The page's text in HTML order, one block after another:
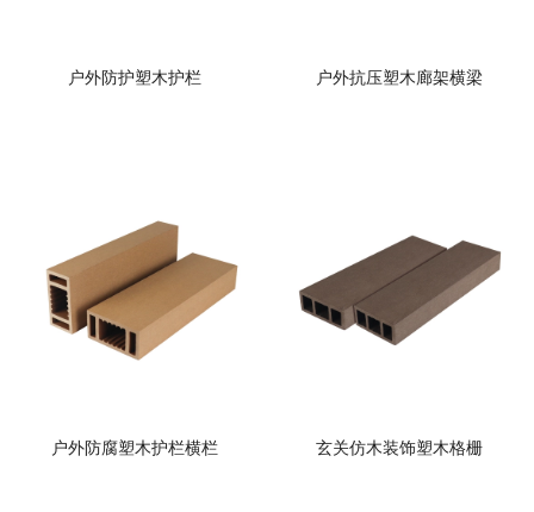
户外防护塑木护栏 户外抗压塑木廊架横梁
户外防腐塑木护栏横栏 玄关仿木装饰塑木格栅